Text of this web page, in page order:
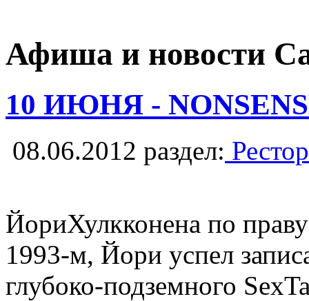
Афиша и новости
10 ИЮНЯ -
08.06.2012 раздел:
ЙориХулкконена по
1993-м, Йори успел
глубоко-подземного